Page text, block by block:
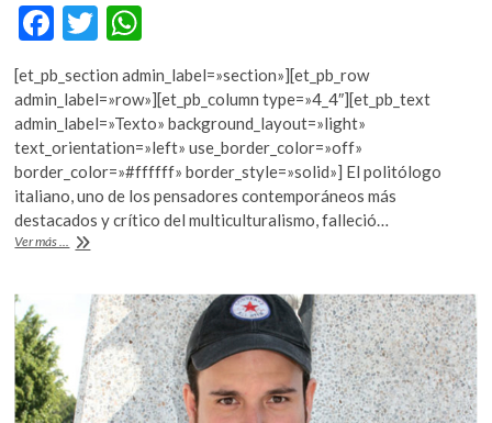
F
e
b
o
o
k
T
w
itt
er
h
at
s
A
p
p
[et_pb_section admin_label=»section»][et_pb_row
admin_label=»row»][et_pb_column type=»4_4″][et_pb_text
admin_label=»Texto» background_layout=»light»
text_orientation=»left» use_border_color=»off»
border_color=»#ffffff» border_style=»solid»] El politólogo
italiano, uno de los pensadores contemporáneos más
destacados y crítico del multiculturalismo, falleció…
Ver más ... Muere
años